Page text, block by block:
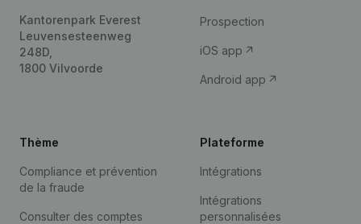
Kantorenpark Everest
Leuvensesteenweg
248D,
1800 Vilvoorde
Prospection
iOS app
Android app
Thème
Compliance et prévention
de la fraude
Consulter des comptes
Plateforme
Intégrations
Intégrations
personnalisées